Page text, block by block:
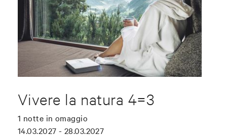
Vivere la natura 4=3
1 notte in omaggio
14.03.2027 - 28.03.2027